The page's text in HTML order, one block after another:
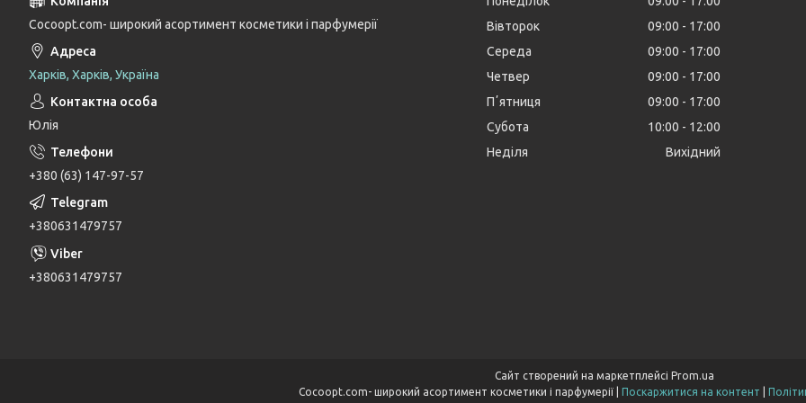
Cocoopt.com- широкий асортимент косметики і парфумерії
Харків, Харків, Україна
Юлія
+380 (63) 147-97-57
+380631479757
+380631479757
Вівторок
09:00
17:00
Середа
09:00
17:00
Четвер
09:00
17:00
Пʼятниця
09:00
17:00
Субота
10:00
12:00
Неділя
Вихідний
Сайт створений на маркетплейсі Prom.ua
Поскаржитися на контент